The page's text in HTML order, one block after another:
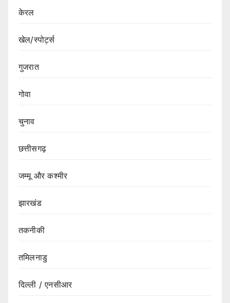
केरल
खेल/स्पोर्ट्स
गुजरात
गोवा
चुनाव
छत्तीसगढ़
जम्मू और कश्मीर
झारखंड
तकनीकी
तमिलनाडु
दिल्ली / एनसीआर